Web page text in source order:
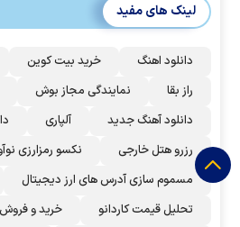
لینک های مفید
دانلود اهنگ خرید بیت کوین
راز بقا
نمایندگی مجاز بوش
دانلود آهنگ جدید
آلپاری
رزرو هتل خارجی
نکسو رمزارزی
مسموم سازی آدرس های ارز دیجیتال
تحلیل قیمت کاردانو
خرید و